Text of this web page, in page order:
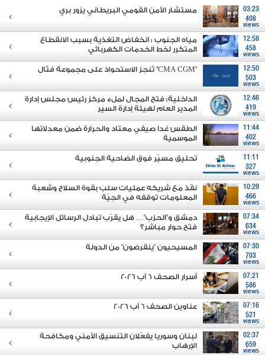
03:23
408
views
مستشار الأمن القومي البريطاني يزور بري
12:58
458
views
مياه الجنوب : انخفاض التغذية بسبب الانقطاع
المتكرر لخط الخدمات الكهربائي
12:50
503
views
"CMA CGM" تُنجز الاستحواذ على مجموعة فتّال
12:46
419
views
الداخلية: فتح المجال لملء مركز رئيس مجلس إدارة
المدير العام لهيئة إدارة السير
11:44
402
views
الطقس غدا صيفي معتاد والحرارة ضمن معدلاتها
الموسمية
11:11
327
views
تحليق مسيّر فوق الضاحية الجنوبية
10:29
466
views
نفّذ مع شريكه عمليات سلب بقوة السلاح وشعبة
المعلومات توقفه في الجِيّة
07:34
634
views
دمشق و"الحزب"… هل يقرّب تبادل الرسائل الإيجابية
فتح حوار مباشر؟
07:30
703
views
المسيحيون "ينقرضون" من الدولة
07:21
586
views
أسرار الصحف 6 آب 2026
07:16
521
views
عناوين الصحف 6 آب 2026
02:37
659
views
لبنان وسوريا يفعّلان التنسيق الأمني ومكافحة
الإرهاب